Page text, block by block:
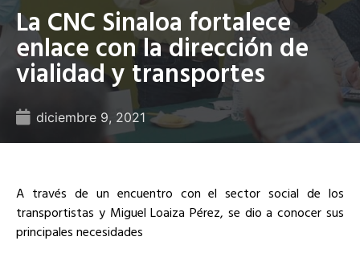
La CNC Sinaloa fortalece
enlace con la dirección de
vialidad y transportes
diciembre 9, 2021
A través de un encuentro con el sector social de los
transportistas y Miguel Loaiza Pérez, se dio a conocer sus
principales necesidades